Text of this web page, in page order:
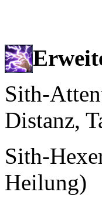
Sith-
Distanz,
Sith-
Heilung)